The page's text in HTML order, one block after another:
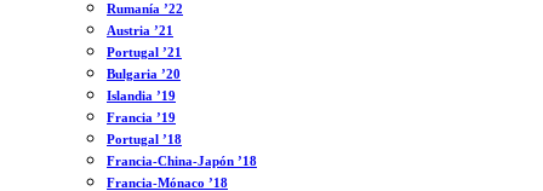
Rumanía ’22
Austria ’21
Portugal ’21
Bulgaria ’20
Islandia ’19
Francia ’19
Portugal ’18
Francia-China-Japón ’18
Francia-Mónaco ’18